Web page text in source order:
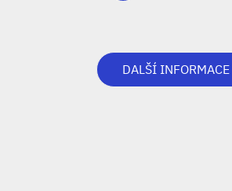
DALŠÍ INFORMACE